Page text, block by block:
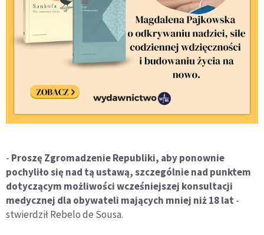
- Proszę Zgromadzenie Republiki, aby ponownie
pochyliło się nad tą ustawą, szczególnie nad punktem
dotyczącym możliwości wcześniejszej konsultacji
medycznej dla obywateli mających mniej niż 18 lat -
stwierdził Rebelo de Sousa.